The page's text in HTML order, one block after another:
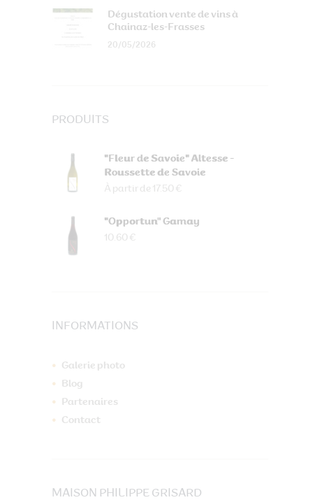
Dégustation vente de vins à
Chainaz-les-Frasses
20/05/2026
PRODUITS
"Fleur de Savoie" Altesse -
Roussette de Savoie
À partir de 17.50 €
"Opportun" Gamay
10.60 €
INFORMATIONS
Galerie photo
Blog
Partenaires
Contact
MAISON PHILIPPE GRISARD